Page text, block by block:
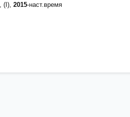
, (I), 2015-наст.время